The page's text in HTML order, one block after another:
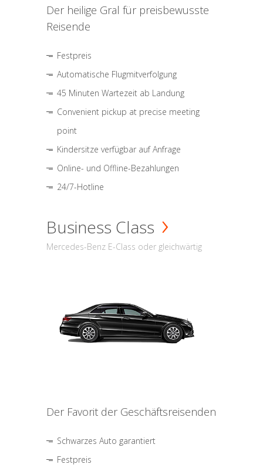
Der heilige Gral für preisbewusste
Reisende
Festpreis
Automatische Flugmitverfolgung
45 Minuten Wartezeit ab Landung
Convenient pickup at precise meeting
point
Kindersitze verfügbar auf Anfrage
Online- und Offline-Bezahlungen
24/7-Hotline
Business Class
Mercedes-Benz E-Class oder gleichwärtig
Der Favorit der Geschäftsreisenden
Schwarzes Auto garantiert
Festpreis